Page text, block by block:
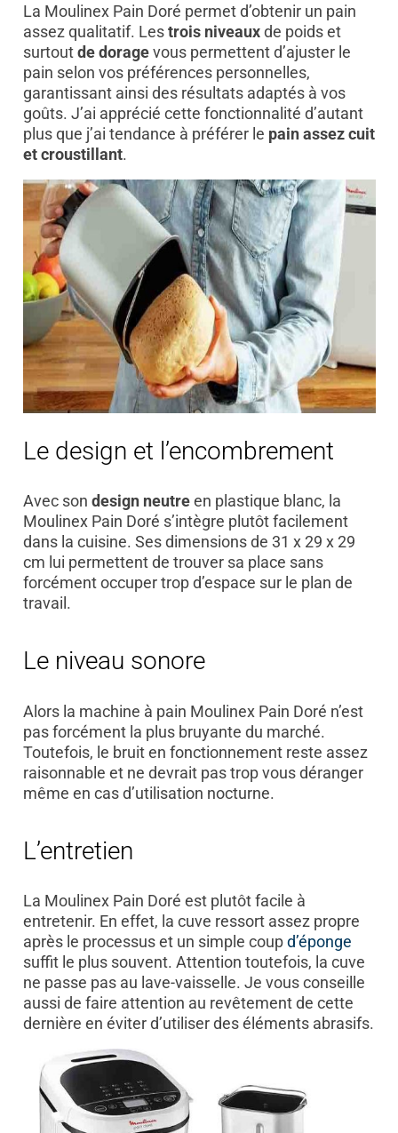
La Moulinex Pain Doré permet d’obtenir un pain
assez qualitatif. Lestrois niveauxde poids et
surtoutde doragevous permettent d’ajuster le
pain selon vos préférences personnelles,
garantissant ainsi des résultats adaptés à vos
goûts. J’ai apprécié cette fonctionnalité d’autant
plus que j’ai tendance à préférer le pain assez cuit
et croustillant.
Le design et l’encombrement
Avec son design neutreen plastique blanc, la
Moulinex Pain Doré s’intègre plutôt facilement
dans la cuisine. Ses dimensions de 31 x 29 x 29
cm lui permettent de trouver sa place sans
forcément occuper trop d’espace sur le plan de
travail.
Le niveau sonore
Alors la machine à pain Moulinex Pain Doré n’est
pas forcément la plus bruyante du marché.
Toutefois, le bruit en fonctionnement reste assez
raisonnable et ne devrait pas trop vous déranger
même en cas d’utilisation nocturne.
L’entretien
La Moulinex Pain Doré est plutôt facile à
entretenir. En effet, la cuve ressort assez propre
après le processus et un simple coupd’éponge
suffit le plus souvent. Attention toutefois, la cuve
ne passe pas au lave-vaisselle. Je vous conseille
aussi de faire attention au revêtement de cette
dernière en éviter d’utiliser des éléments abrasifs.